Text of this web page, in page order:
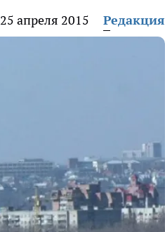
25 апреля 2015 Редакция